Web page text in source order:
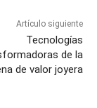
Artículo siguiente
Tecnologías
de la
de valor joyera